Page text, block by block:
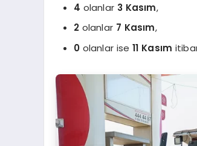
4 olanlar 3 Kasım,
2olanlar 7 Kasım,
0olanlar ise11 Kasım